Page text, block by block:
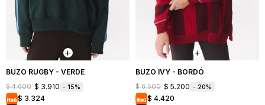
BUZO RUGBY - VERDE
$ 4.600 $ 3.910 15
$ 3.324
BUZO IVY - BORDÓ
$ 6.500 $ 5.200 20
$ 4.420